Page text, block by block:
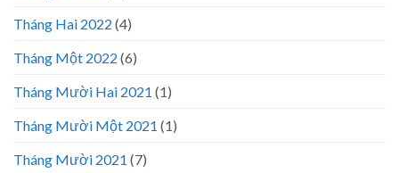
Tháng Hai 2022 (4)
Tháng Một 2022 (6)
Tháng Mười Hai 2021 (1)
Tháng Mười Một 2021 (1)
Tháng Mười 2021 (7)